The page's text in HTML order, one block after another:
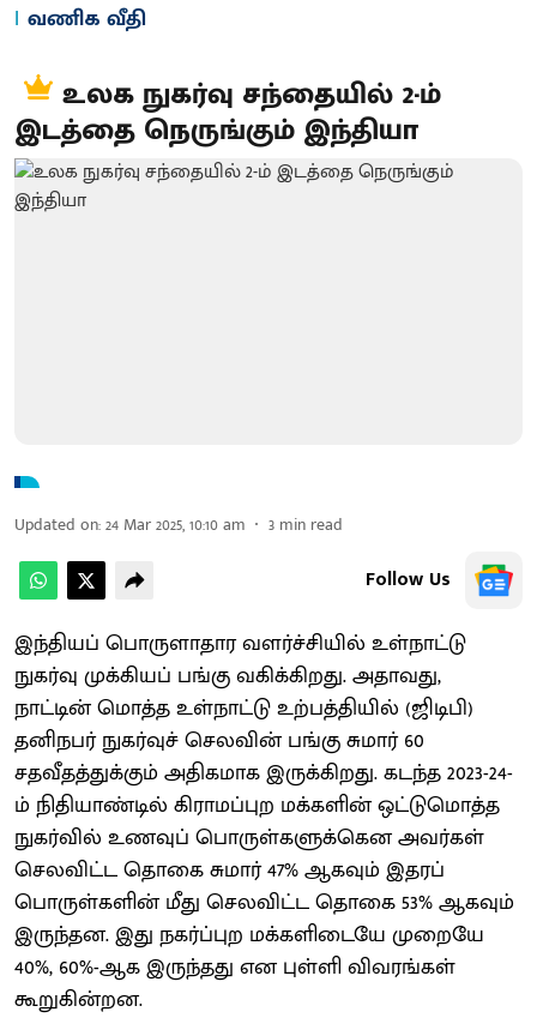
வணிக வீதி
உலக நுகர்வு சந்தையில் 2-ம்
இடத்தை நெருங்கும் இந்தியா
Updated on:24 Mar 2025, 10:10 am 3 min read
Follow Us
இந்தியப் பொருளாதார வளர்ச்சியில் உள்நாட்டு
நுகர்வு முக்கியப் பங்கு வகிக்கிறது. அதாவது,
நாட்டின் மொத்த உள்நாட்டு உற்பத்தியில் (ஜிடிபி)
தனிநபர் நுகர்வுச் செலவின் பங்கு சுமார் 60
சதவீதத்துக்கும் அதிகமாக இருக்கிறது. கடந்த 2023-24-
ம் நிதியாண்டில் கிராமப்புற மக்களின் ஒட்டுமொத்த
நுகர்வில் உணவுப் பொருள்களுக்கென அவர்கள்
செலவிட்ட தொகை சுமார் 47% ஆகவும் இதரப்
பொருள்களின் மீது செலவிட்ட தொகை 53% ஆகவும்
இருந்தன. இது நகர்ப்புற மக்களிடையே முறையே
40%, 60%-ஆக இருந்தது என புள்ளி விவரங்கள்
கூறுகின்றன.